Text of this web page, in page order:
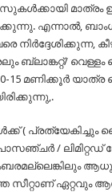
മാത്രം
എന്നാൽ,
നിർദ്ദേശിക്കുന്ന,
വെള്ളം
15 മണിക്കൂർ
( പ്രത്യേകിച്ചും
/ ലിമിറ്റഡ്
സീറ്റാണ് ഏറ്റവും